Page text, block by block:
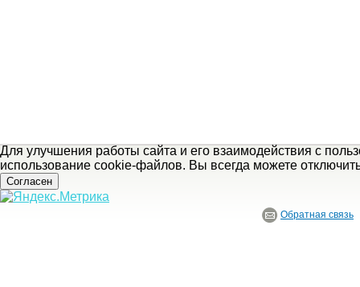
Для улучшения работы сайта и его взаимодействия с
использование cookie-файлов. Вы всегда можете
Согласен
Обратная связь